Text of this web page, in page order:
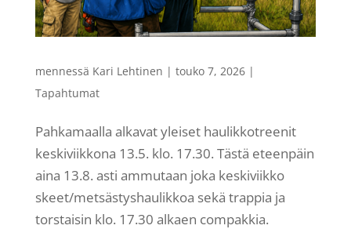
mennessä Kari Lehtinen | touko 7, 2026|
Tapahtumat
Pahkamaalla alkavat yleiset haulikkotreenit
keskiviikkona 13.5. klo. 17.30. Tästä eteenpäin
aina 13.8. asti ammutaan joka keskiviikko
skeet/metsästyshaulikkoa sekä trappia ja
torstaisin klo. 17.30 alkaen compakkia.